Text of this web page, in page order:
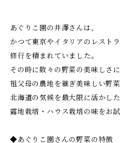
あぐりこ園の井澤さんは、
かつて東京やイタリアのレスト
修行を積まれていました。
その時に数々の野菜の美味しさ
祖父母の農地を継ぎ美味しい野
北海道の気候を最大限に活かした
露地栽培・ハウス栽培の味をお
◆あぐりこ園さんの野菜の特徴